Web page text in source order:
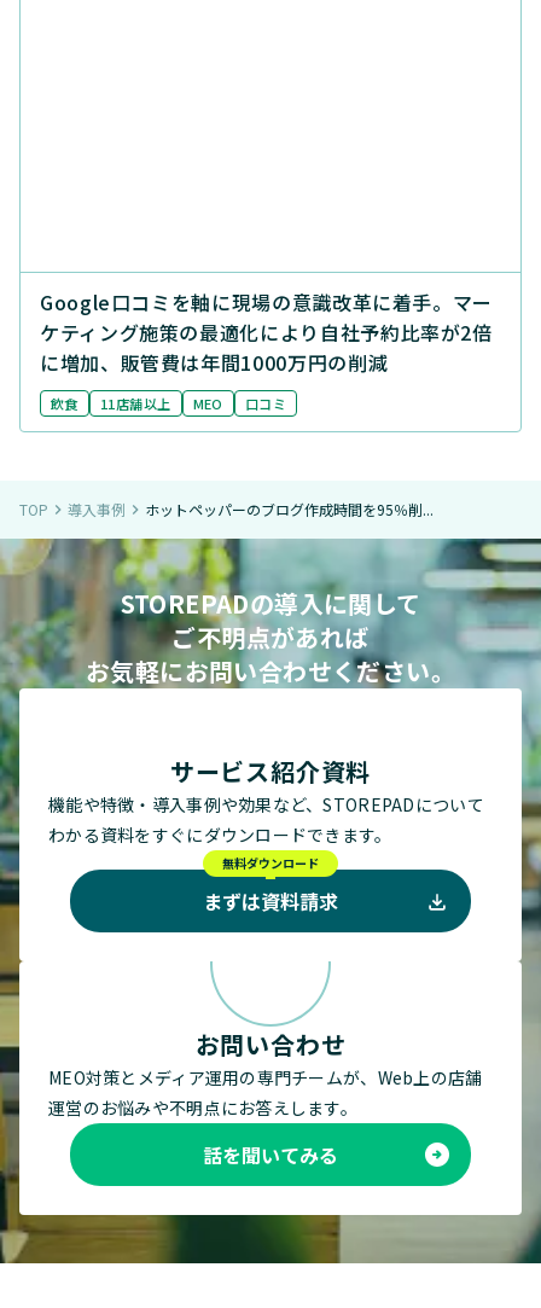
Google口コミを軸に現場の意識改革に着手。マー
ケティング施策の最適化により自社予約比率が2倍
に増加、販管費は年間1000万円の削減
飲食 11店舗以上 MEO 口コミ
TOP navigate_next 導入事例 navigate_next ホットペッパーのブログ作成時間を95％削...
STOREPADの導入に関して
ご不明点があれば
お気軽にお問い合わせください。
お問い合わせ
MEO対策とメディア運用の専門チームが、Web上の店舗
運営のお悩みや不明点にお答えします。
話を聞いてみる
サービス紹介資料
機能や特徴・導入事例や効果など、STOREPADについて
わかる資料をすぐにダウンロードできます。
無料ダウンロード
まずは資料請求